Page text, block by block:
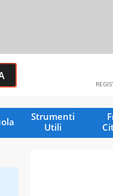
Strumenti
Utili